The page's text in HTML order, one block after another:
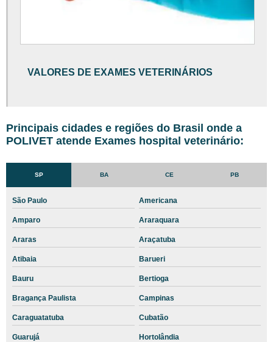
Exame histopatológico veterinário
Exame neurológico veterinária
Exame ortopédico veterinária
Exame parasitológico de fezes em cães
Exame pcr cachorro
Exame pcr cachorro preço
Exame pcr cachorro valor
Exame pcr cães
Exame pcr em animais
VALORES DE EXAMES VETERINÁRIOS
Principais cidades e regiões do Brasil onde a
POLIVET atende Exames hospital veterinário:
SP BA CE PB
São Paulo Americana
Amparo Araraquara
Araras Araçatuba
Atibaia Barueri
Bauru Bertioga
Bragança Paulista Campinas
Caraguatatuba Cubatão
Guarujá Hortolândia